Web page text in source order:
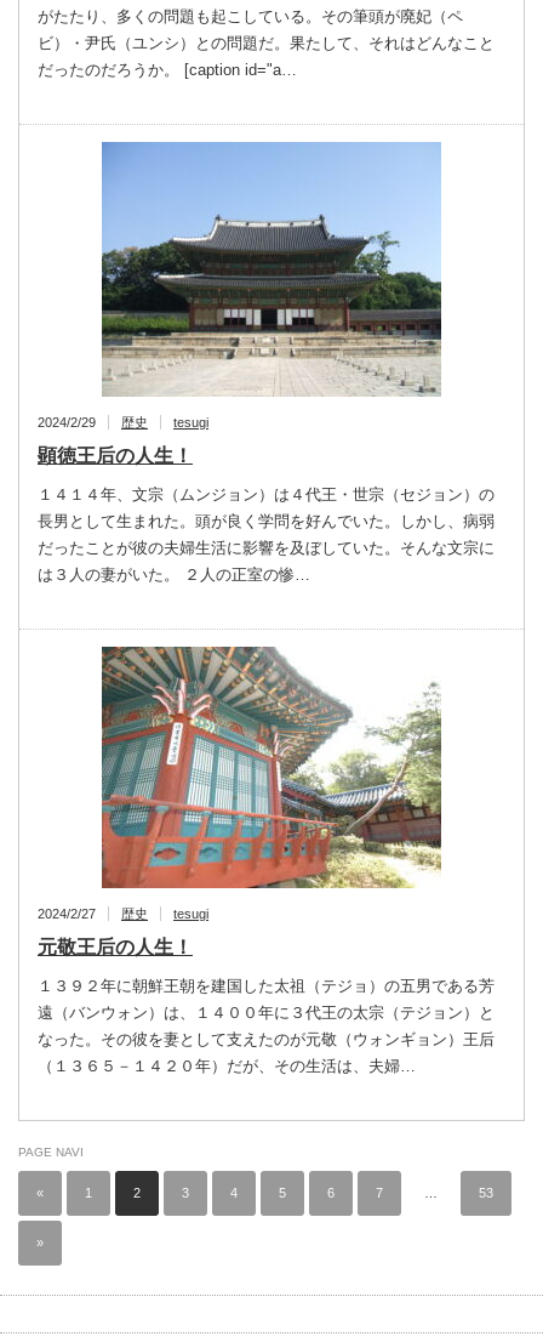
がたたり、多くの問題も起こしている。その筆頭が廃妃（ペ
ビ）・尹氏（ユンシ）との問題だ。果たして、それはどんなこと
だったのだろうか。 [caption id="a…
2024/2/29 歴史 tesugi
顕徳王后の人生！
１４１４年、文宗（ムンジョン）は４代王・世宗（セジョン）の
長男として生まれた。頭が良く学問を好んでいた。しかし、病弱
だったことが彼の夫婦生活に影響を及ぼしていた。そんな文宗に
は３人の妻がいた。 ２人の正室の惨…
2024/2/27 歴史 tesugi
元敬王后の人生！
１３９２年に朝鮮王朝を建国した太祖（テジョ）の五男である芳
遠（バンウォン）は、１４００年に３代王の太宗（テジョン）と
なった。その彼を妻として支えたのが元敬（ウォンギョン）王后
（１３６５－１４２０年）だが、その生活は、夫婦…
PAGE NAVI
« 1 2 3 4 5 6 7 53
»